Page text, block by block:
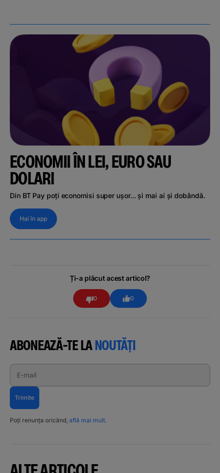
ECONOMII ÎN LEI, EURO SAU
DOLARI
Din BT Pay poți economisi super ușor... și mai ai și dobândă.
Hai în app
Ți-a plăcut acest articol?
0 0
ABONEAZĂ-TE LANOUTĂȚI
E-mail
Trimite
Poți renunța oricând, află mai mult.